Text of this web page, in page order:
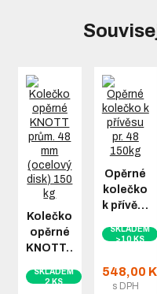
Kolečko
opěrné
KNOTT…
SKLADEM
2 KS
Opěrné
kolečko
k přívě…
SKLADEM
>10 KS
548,00
s DPH